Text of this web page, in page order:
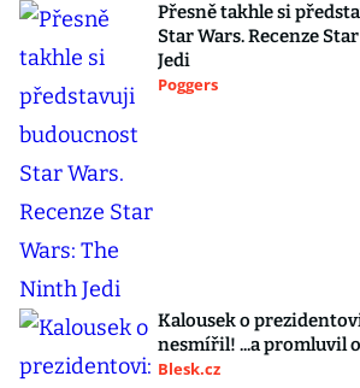
Přesně takhle si
Star Wars. Recenze
Jedi
Poggers
Kalousek o
nesmířil! ...a promluvil
Blesk.cz